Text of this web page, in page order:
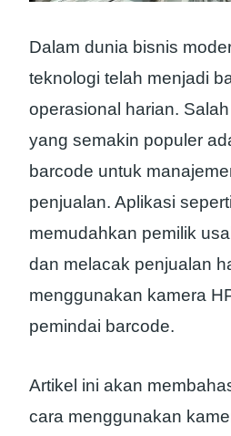
Dalam dunia bisnis
teknologi telah menjadi
operasional harian.
yang semakin populer
barcode untuk
penjualan. Aplikasi
memudahkan pemilik
dan melacak penjualan
menggunakan kamera
pemindai barcode.
Artikel ini akan
cara menggunakan